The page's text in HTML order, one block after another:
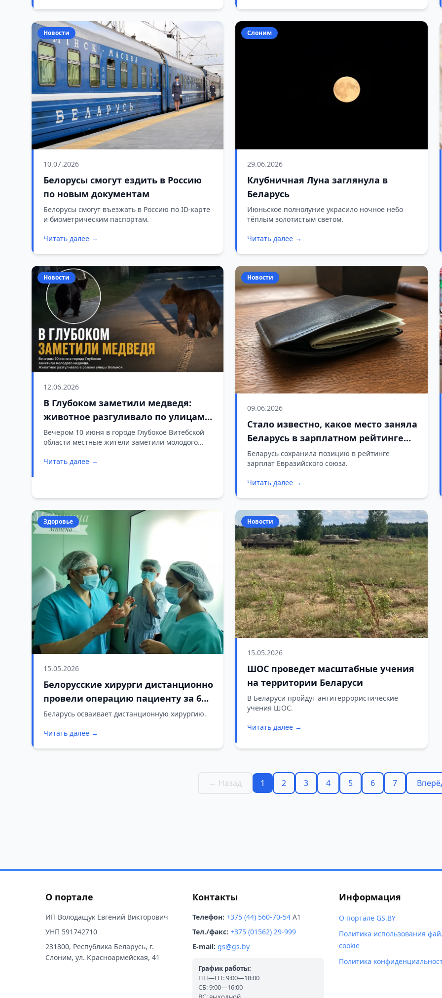
Новости
10.07.2026
Белорусы смогут ездить в Россию
по новым документам
Белорусы смогут въезжать в Россию по ID-карте
и биометрическим паспортам.
Читать далее →
Слоним
29.06.2026
Клубничная Луна заглянула в
Беларусь
Июньское полнолуние украсило ночное небо
тёплым золотистым светом.
Читать далее →
Новости
12.06.2026
В Глубоком заметили медведя:
животное разгуливало по улицам
города
Вечером 10 июня в городе Глубокое Витебской
области местные жители заметили молодого
животное разгуливало в районе улицы Вольной.
Читать далее →
Новости
09.06.2026
Стало известно, какое место заняла
Беларусь в зарплатном рейтинге
ЕАЭС
Беларусь сохранила позицию в рейтинге
зарплат Евразийского союза.
Читать далее →
Здоровье
15.05.2026
Белорусские хирурги дистанционно
провели операцию пациенту за 6
тысяч километров
Беларусь осваивает дистанционную хирургию.
Читать далее →
Новости
15.05.2026
ШОС проведет масштабные учения
на территории Беларуси
В Беларуси пройдут антитеррористические
учения ШОС.
Читать далее →
← Назад 1 2 3 4 5 6 7
О портале
ИП Володащук Евгений Викторович
УНП 591742710
231800, Республика Беларусь, г.
Слоним, ул. Красноармейская, 41
Контакты
Телефон: +375 (44) 560-70-54A1
Тел./факс: +375 (01562) 29-999
E-mail: gs@gs.by
График работы:
ПН—ПТ: 9:00—18:00
СБ: 9:00—16:00
Информация
О портале GS.BY
Политика использования
cookie
Политика